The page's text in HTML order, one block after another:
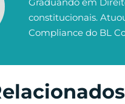
constitucionais.
Compliance do BL